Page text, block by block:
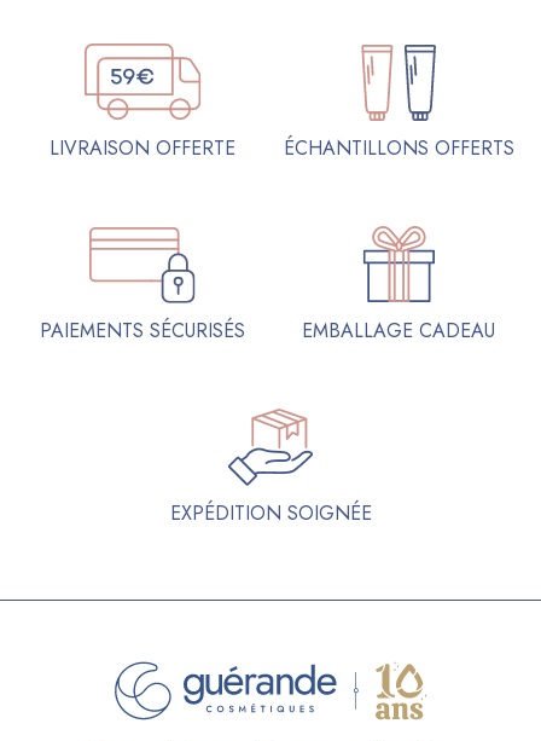
LIVRAISON OFFERTE ÉCHANTILLONS OFFERTS
PAIEMENTS SÉCURISÉS EMBALLAGE CADEAU
EXPÉDITION SOIGNÉE